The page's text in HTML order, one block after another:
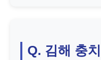
Q. 김해 충